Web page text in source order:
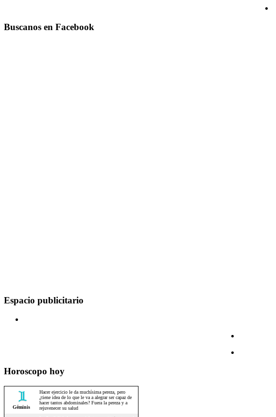
Buscanos en Facebook
Espacio publicitario
Horoscopo hoy